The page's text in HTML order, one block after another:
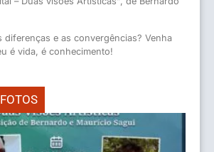
diferenças e as convergências? Venha
é vida, é conhecimento!